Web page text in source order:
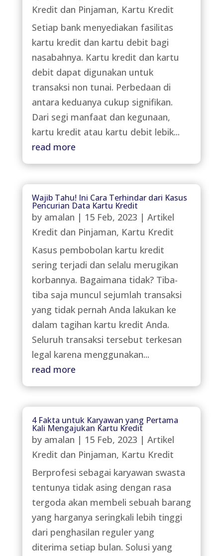
Kredit dan Pinjaman, Kartu Kredit
Setiap bank menyediakan fasilitas
kartu kredit dan kartu debit bagi
nasabahnya. Kartu kredit dan kartu
debit dapat digunakan untuk
transaksi non tunai. Perbedaan di
antara keduanya cukup signifikan.
Dari segi manfaat dan kegunaan,
kartu kredit atau kartu debit lebik...
read more
Wajib Tahu! Ini Cara Terhindar dari Kasus
Pencurian Data Kartu Kredit
by amalan | 15 Feb, 2023 | Artikel
Kredit dan Pinjaman, Kartu Kredit
Kasus pembobolan kartu kredit
sering terjadi dan selalu merugikan
korbannya. Bagaimana tidak? Tiba-
tiba saja muncul sejumlah transaksi
yang tidak pernah Anda lakukan ke
dalam tagihan kartu kredit Anda.
Seluruh transaksi tersebut terkesan
legal karena menggunakan...
read more
4 Fakta untuk Karyawan yang Pertama
Kali Mengajukan Kartu Kredit
by amalan | 15 Feb, 2023 | Artikel
Kredit dan Pinjaman, Kartu Kredit
Berprofesi sebagai karyawan swasta
tentunya tidak asing dengan rasa
tergoda akan membeli sebuah barang
yang harganya seringkali lebih tinggi
dari penghasilan reguler yang
diterima setiap bulan. Solusi yang